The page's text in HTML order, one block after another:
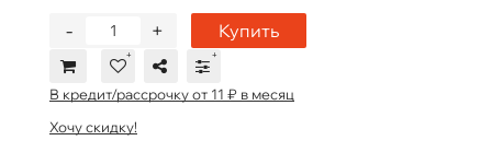
+
- Купить
В кредит/рассрочку от 11 ₽ в месяц
Хочу скидку!